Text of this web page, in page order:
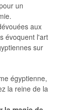
un
aux
évoquent l'art
sur
égyptienne,
la reine de la